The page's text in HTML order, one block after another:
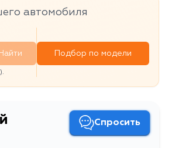
автомобиля
Найти Подбор по модели
Спросить